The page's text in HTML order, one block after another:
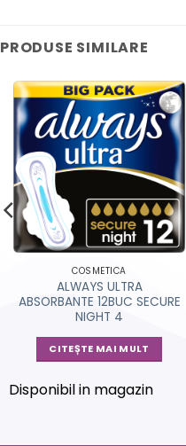
PRODUSE SIMILARE
COSMETICA
ALWAYS ULTRA
ABSORBANTE 12BUC SECURE
NIGHT 4
CITEȘTE MAI MULT
Disponibil in magazin